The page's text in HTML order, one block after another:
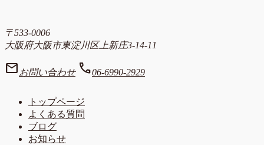
〒533-0006
大阪府大阪市東淀川区上新庄3-14-11
mail お問い合わせ call06-6990-2929
トップページ
よくある質問
ブログ
お知らせ